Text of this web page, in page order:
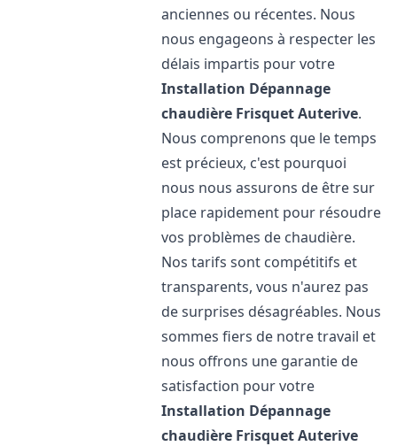
anciennes ou récentes. Nous
nous engageons à respecter les
délais impartis pour votre
Installation Dépannage
chaudière FrisquetAuterive.
Nous comprenons que le temps
est précieux, c'est pourquoi
nous nous assurons de être sur
place rapidement pour résoudre
vos problèmes de chaudière.
Nos tarifs sont compétitifs et
transparents, vous n'aurez pas
de surprises désagréables. Nous
sommes fiers de notre travail et
nous offrons une garantie de
satisfaction pour votre
Installation Dépannage
chaudière FrisquetAuterive